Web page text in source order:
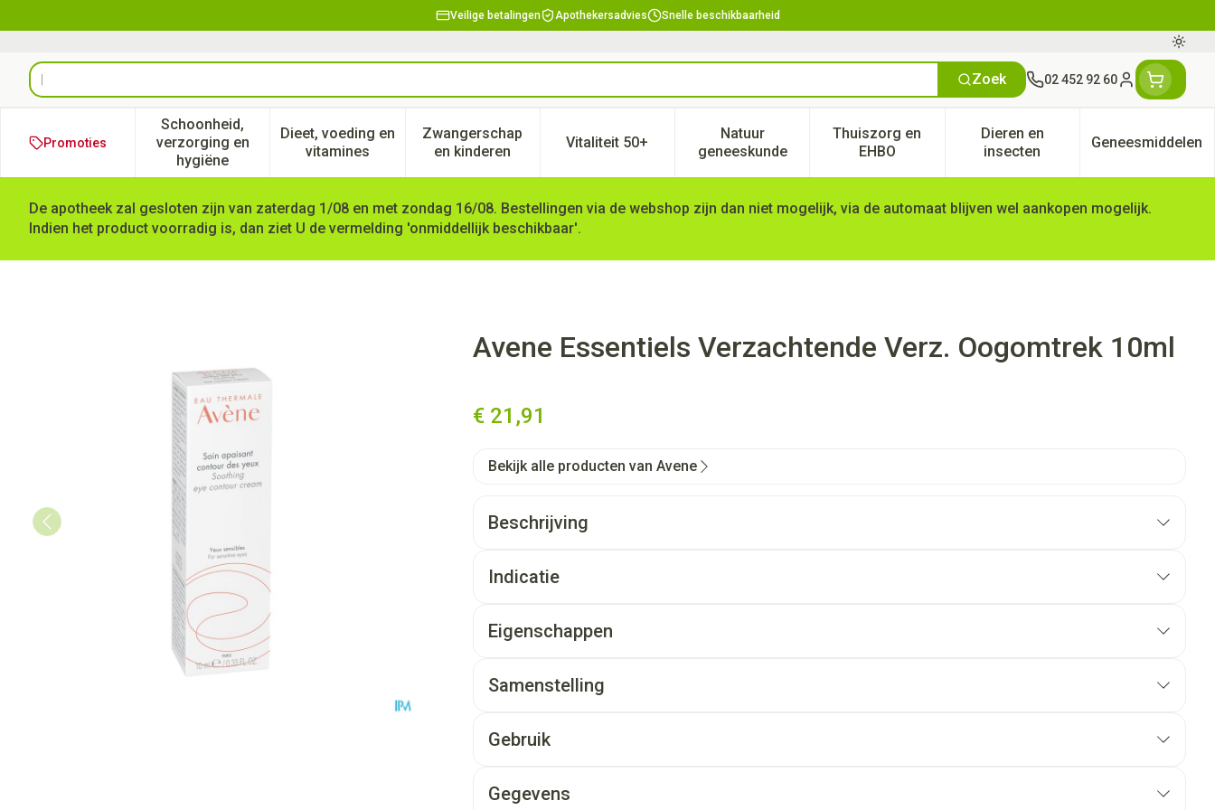
Veilige betalingen Apothekersadvies Snelle beschikbaarheid
Product, merk, categorie... Zoek 02 452 92 60
Klant menu
Promoties
Schoonheid,
verzorging en
hygiëne
Toon submenu voor Schoonheid, verzorging en hygiëne categorie
Dieet, voeding en
vitaminesToon submenu voor Dieet, voeding en vitamines categorie
Zwangerschap
en kinderenToon submenu voor Zwangerschap en kinderen categorie
Vitaliteit 50+Toon submenu voor Vitaliteit 50+ categorie
Natuur
geneeskunde
Toon submenu voor Natuur geneeskunde categorie
Thuiszorg en
EHBOToon submenu voor Thuiszorg en EHBO categorie
Dieren en
insectenToon submenu voor Dieren
Geneesmiddelen
Toon
De apotheek zal gesloten zijn van zaterdag 1/08 en met zondag 16/08. Bestellingen via de webshop zijn dan niet mogelijk, via de automaat blijven wel aankopen mogelijk.
Indien het product voorradig is, dan ziet U de vermelding 'onmiddellijk beschikbaar'.
Avene Essentiels Verzachtende Verz. Oogomtrek 10mlAvene Essentiels Verzachtende Verz. Oogomtrek 10ml
€ 21,91
Bekijk alle producten van Avene
Beschrijving
Indicatie
Eigenschappen
Samenstelling
Gebruik
Gegevens